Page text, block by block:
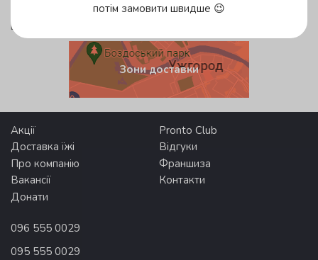
безкоштовна доставка
від 500 грн
Зони доставки
Акції
Pronto Club
Доставка їжі
Відгуки
Про компанію
Франшиза
Вакансії
Контакти
Донати
096 555 0029
095 555 0029
потім замовити швидше 😉